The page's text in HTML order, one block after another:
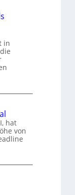
in
hat
von